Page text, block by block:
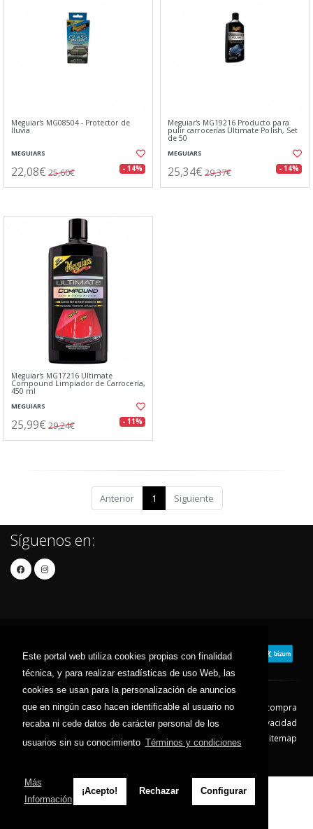
Este portal web utiliza cookies propias con finalidad
técnica, y para realizar estadísticas de uso Web, las
cookies se usan para la personalización de anuncios
que en ningún caso hacen identificable al usuario no
recaba ni cede datos de carácter personal de los
usuarios sin su conocimiento Términos y condiciones
Más
Información
¡Acepto! Rechazar Configurar
Meguiar's MG08504 - Protector de
lluvia
MEGUIARS
22,08€ 25,60€ - 14%
Meguiar's MG19216 Producto para
pulir carrocerías Ultimate Polish, Set
de 50
MEGUIARS
25,34€ 29,37€ - 14%
Meguiar's MG17216 Ultimate
Compound Limpiador de Carrocería,
450 ml
MEGUIARS
25,99€ 29,24€ - 11%
Anterior 1 Siguiente
Síguenos en:
Contacto Aviso Legal
Condiciones de compra
Política de envíos
Política de devolución
Política de Privacidad
Política de Cookies
Sitemap